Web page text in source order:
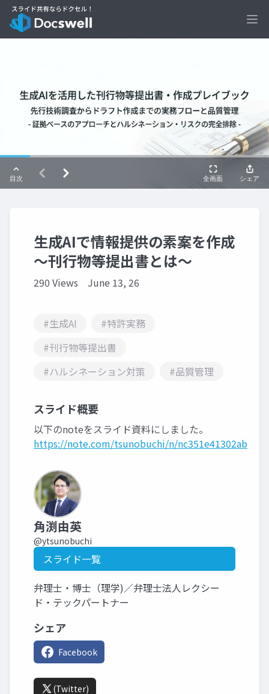
生成AIで情報提供の素案を作成
～刊行物等提出書とは～
290 Views June 13, 26
#生成AI
#特許実務
#刊行物等提出書
#ハルシネーション対策
#品質管理
スライド概要
以下のnoteをスライド資料にしました。
https://note.com/tsunobuchi/n/nc351e41302ab
角渕由英
@ytsunobuchi
スライド一覧
弁理士・博士（理学)／弁理士法人レクシー
ド・テックパートナー
シェア
Facebook
(Twitter)